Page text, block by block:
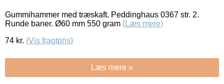
Gummihammer med træskaft. Peddinghaus 0367 str. 2.
Runde baner. Ø60 mm 550 gram (Læs mere)
74 kr. (Vis fragtpris)
Læs mere »